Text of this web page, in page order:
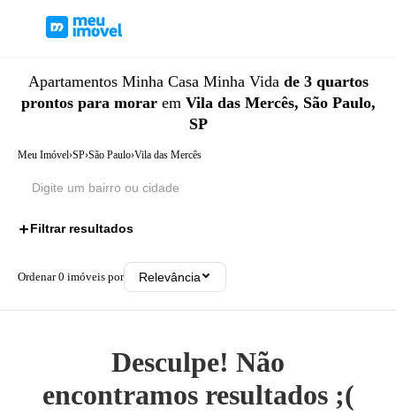
Apartamentos Minha Casa Minha Vida de 3 quartos
prontos para morar em Vila das Mercês, São Paulo,
SP
Meu Imóvel›SP›São Paulo›Vila das Mercês
Filtrar resultados
Ordenar0 imóveis por Relevância
Desculpe! Não
encontramos resultados ;(